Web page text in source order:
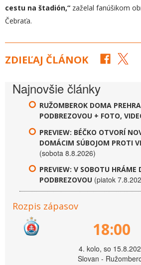
cestu na štadión,“ zaželal fanúšikom
Čebraťa.
ZDIEĽAJ ČLÁNOK
Najnovšie články
RUŽOMBEROK DOMA
PODBREZOVOU + FOTO,
PREVIEW: BÉČKO OTVORÍ
DOMÁCIM SÚBOJOM PROTI
(sobota 8.8.2026)
PREVIEW: V SOBOTU HRÁME
PODBREZOVOU (piatok
Rozpis zápasov
18:00
4. kolo, so
Slovan -